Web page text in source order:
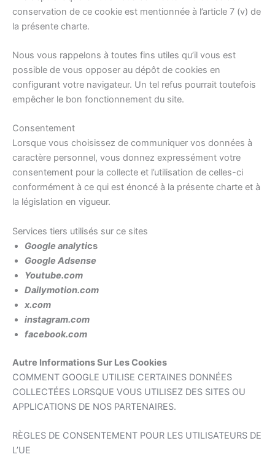
conservation de ce cookie est mentionnée à l’article 7 (v) de
la présente charte.
Nous vous rappelons à toutes fins utiles qu’il vous est
possible de vous opposer au dépôt de cookies en
configurant votre navigateur. Un tel refus pourrait toutefois
empêcher le bon fonctionnement du site.
Consentement
Lorsque vous choisissez de communiquer vos données à
caractère personnel, vous donnez expressément votre
consentement pour la collecte et l’utilisation de celles-ci
conformément à ce qui est énoncé à la présente charte et à
la législation en vigueur.
Services tiers utilisés sur ce sites
Google analytics
Google Adsense
Youtube.com
Dailymotion.com
x.com
instagram.com
facebook.com
Autre Informations Sur Les Cookies
COMMENT GOOGLE UTILISE CERTAINES DONNÉES
COLLECTÉES LORSQUE VOUS UTILISEZ DES SITES OU
APPLICATIONS DE NOS PARTENAIRES.
RÈGLES DE CONSENTEMENT POUR LES UTILISATEURS DE
L’UE